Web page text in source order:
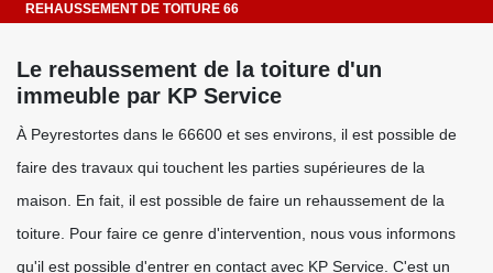
REHAUSSEMENT DE TOITURE 66
Le rehaussement de la toiture d'un
immeuble par KP Service
À Peyrestortes dans le 66600 et ses environs, il est possible de
faire des travaux qui touchent les parties supérieures de la
maison. En fait, il est possible de faire un rehaussement de la
toiture. Pour faire ce genre d'intervention, nous vous informons
qu'il est possible d'entrer en contact avec KP Service. C'est un